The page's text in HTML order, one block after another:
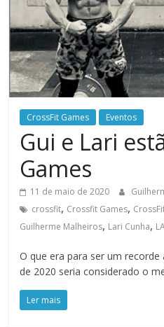
CrossFit Games Eventos
Gui e Lari
Games
11 de maio de 2020
crossfit, Crossfit Games,
Guilherme Malheiros, Lari Cunha,
O que era para ser um
de 2020 seria considerado o
Ler mais